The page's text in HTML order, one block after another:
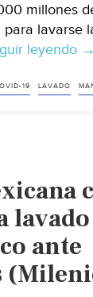
millones
lavarse
leyendo →
19 LAVADO
ante